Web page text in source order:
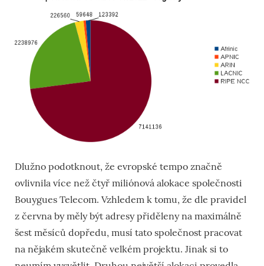
Dlužno podotknout, že evropské tempo značně
ovlivnila více než čtyř miliónová alokace společnosti
Bouygues Telecom. Vzhledem k tomu, že dle pravidel
z června by měly být adresy přiděleny na maximálně
šest měsíců dopředu, musí tato společnost pracovat
na nějakém skutečně velkém projektu. Jinak si to